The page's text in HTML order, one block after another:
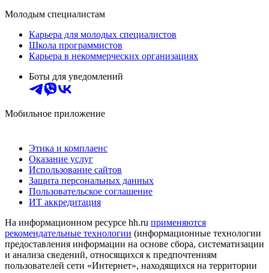
Молодым специалистам
Карьера для молодых специалистов
Школа программистов
Карьера в некоммерческих организациях
Боты для уведомлений
Мобильное приложение
Этика и комплаенс
Оказание услуг
Использование сайтов
Защита персональных данных
Пользовательское соглашение
ИТ аккредитация
На информационном ресурсе hh.ru применяются
рекомендательные технологии (информационные технологии
предоставления информации на основе сбора, систематизации
и анализа сведений, относящихся к предпочтениям
пользователей сети «Интернет», находящихся на территории